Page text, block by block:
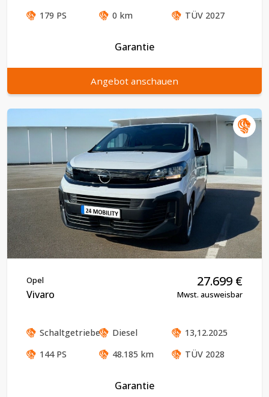
179 PS 0 km TÜV 2027
Garantie
Angebot anschauen
Opel
Vivaro
27.699 €
Mwst. ausweisbar
Schaltgetriebe Diesel
13,12.2025
144PS 48.185 km TÜV 2028
Garantie